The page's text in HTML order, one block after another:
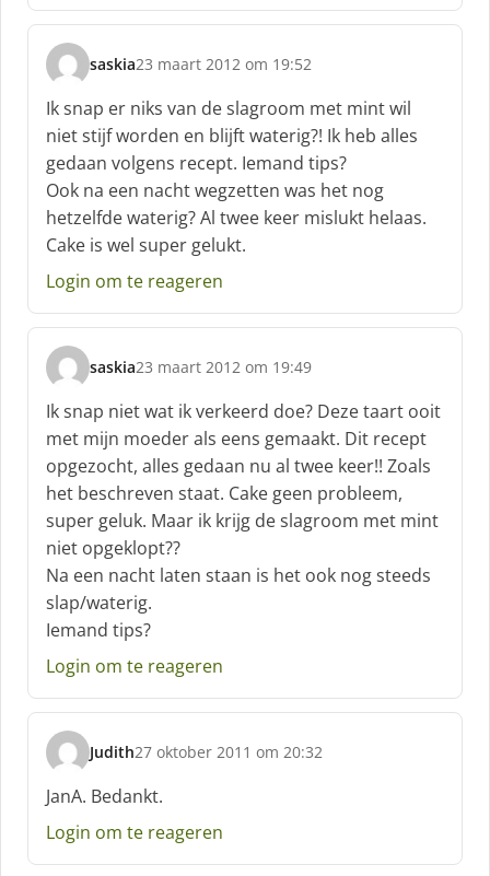
saskia
s
c
h
r
e
e
f
:
23 maart 2012 om 19:52
Ik snap er niks van de slagroom met mint wil
niet stijf worden en blijft waterig?! Ik heb alles
gedaan volgens recept. Iemand tips?
Ook na een nacht wegzetten was het nog
hetzelfde waterig? Al twee keer mislukt helaas.
Cake is wel super gelukt.
Login om te reageren
saskia
s
c
h
r
e
e
f
23 maart 2012 om 19:49
Ik snap niet wat ik verkeerd doe? Deze taart ooit
met mijn moeder als eens gemaakt. Dit recept
opgezocht, alles gedaan nu al twee keer!! Zoals
het beschreven staat. Cake geen probleem,
super geluk. Maar ik krijg de slagroom met mint
niet opgeklopt??
Na een nacht laten staan is het ook nog steeds
slap/waterig.
Iemand tips?
Login om te reageren
Judith
s
c
h
r
27 oktober 2011 om 20:32
JanA. Bedankt.
Login om te reageren